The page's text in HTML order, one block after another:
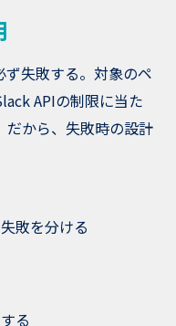
失敗する。対象のペ
APIの制限に当た
だから、失敗時の設計
敗を分ける
る